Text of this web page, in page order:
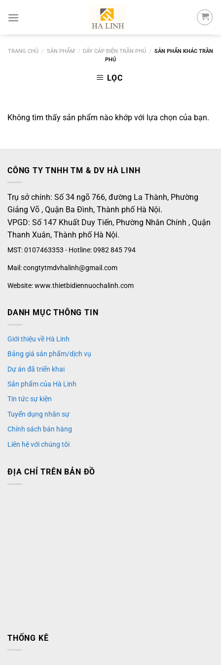
TRANG CHỦ / SẢN PHẨM / DÂY CÁP ĐIỆN TRẦN PHÚ / SẢN PHẨN KHÁC TRẦN
PHÚ
LỌC
Không tìm thấy sản phẩm nào khớp với lựa chọn của bạn.
CÔNG TY TNHH TM & DV HÀ LINH
Trụ sở chính: Số 34 ngõ 766, đường La Thành, Phường
Giảng Võ , Quận Ba Đình, Thành phố Hà Nội.
VPGD: Số 147 Khuất Duy Tiến, Phường Nhân Chính , Quận
Thanh Xuân, Thành phố Hà Nội.
MST: 0107463353 - Hotline: 0982 845 794
Mail: congtytmdvhalinh@gmail.com
Website: www.thietbidiennuochalinh.com
DANH MỤC THÔNG TIN
Giới thiệu về Hà Linh
Bảng giá sản phẩm/dịch vụ
Dự án đã triển khai
Sản phẩm của Hà Linh
Tin tức sự kiện
Tuyển dụng nhân sự
Chính sách bán hàng
Liên hệ với chúng tôi
ĐỊA CHỈ TRÊN BẢN ĐỒ
THỐNG KÊ